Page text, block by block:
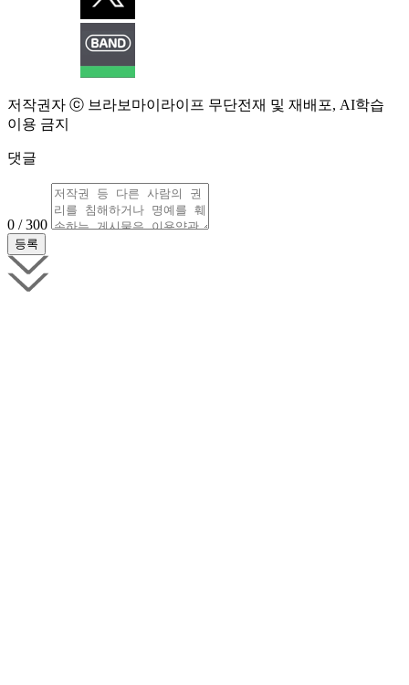
저작권자 ⓒ 브라보마이라이프 무단전재 및 재배포, AI학습
이용 금지
댓글
0 / 300